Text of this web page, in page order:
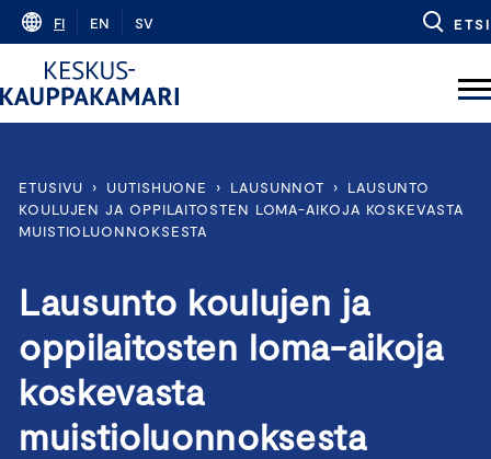
Skip
content
FI EN SV ETSI
ETUSIVU › UUTISHUONE › LAUSUNNOT ›
LAUSUNTO
KOULUJEN JA OPPILAITOSTEN LOMA-AIKOJA KOSKEVASTA
MUISTIOLUONNOKSESTA
Lausunto koulujen ja
oppilaitosten loma-aikoja
koskevasta
muistioluonnoksesta